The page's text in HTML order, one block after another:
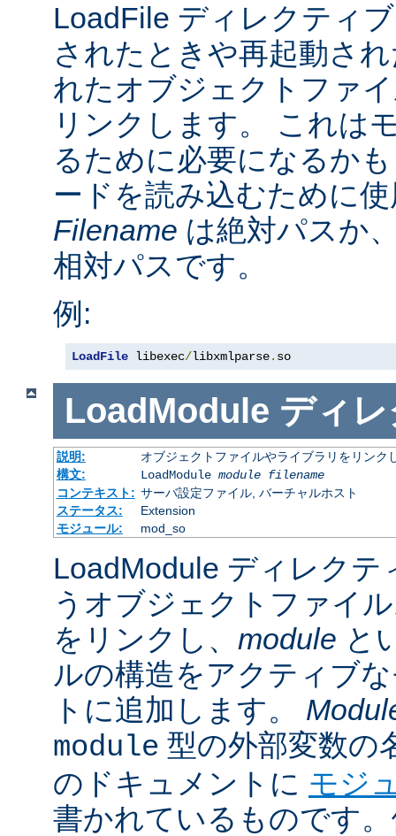
LoadFile ディレクティ
されたときや再起動さ
れたオブジェクトファ
リンクします。 これは
るために必要になるか
ードを読み込むために
Filename は絶対パスか
相対パスです。
例:
LoadFile libexec/libxmlparse. so
LoadModule ディ
説明:
オブジェクトファイルやライブラリをリン
構文:
LoadModule module filename
コンテキスト: サーバ設定ファイル, バーチャルホスト
ステータス:
Extension
モジュール:
mod_so
LoadModule ディレク
うオブジェクトファイ
をリンクし、 module と
ルの構造をアクティブ
トに追加します。
module 型の外部変数の
のドキュメントに モジ
書かれているものです